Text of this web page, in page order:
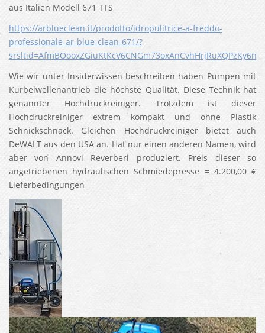
aus Italien Modell 671 TTS
https://arblueclean.it/prodotto/idropulitrice-a-freddo-
professionale-ar-blue-clean-671/?
Wie wir unter Insiderwissen beschreiben haben Pumpen mit
Kurbelwellenantrieb die höchste Qualität. Diese Technik hat
genannter Hochdruckreiniger. Trotzdem ist dieser
Hochdruckreiniger extrem kompakt und ohne Plastik
Schnickschnack. Gleichen Hochdruckreiniger bietet auch
DeWALT aus den USA an. Hat nur einen anderen Namen, wird
aber von Annovi Reverberi produziert. Preis dieser so
angetriebenen hydraulischen Schmiedepresse = 4.200,00 €
Lieferbedingungen